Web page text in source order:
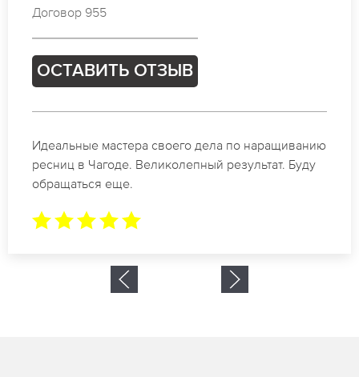
Договор 970
ОСТАВИТЬ ОТЗЫВ
Спасибо огромное. Заказывала наращивание
ресниц в Чагоде для мероприятия. За 2 часа все
было готово.